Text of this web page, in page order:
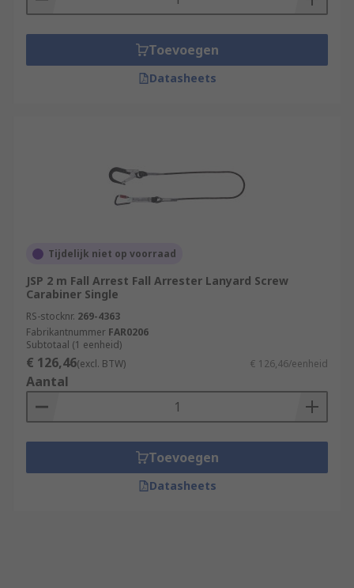
Toevoegen
Datasheets
Tijdelijk niet op voorraad
JSP 2 m Fall Arrest Fall Arrester Lanyard Screw
Carabiner Single
RS-stocknr. 269-4363
Fabrikantnummer FAR0206
Subtotaal (1 eenheid)
€ 126,46(excl. BTW) € 126,46/eenheid
Aantal
Toevoegen
Datasheets